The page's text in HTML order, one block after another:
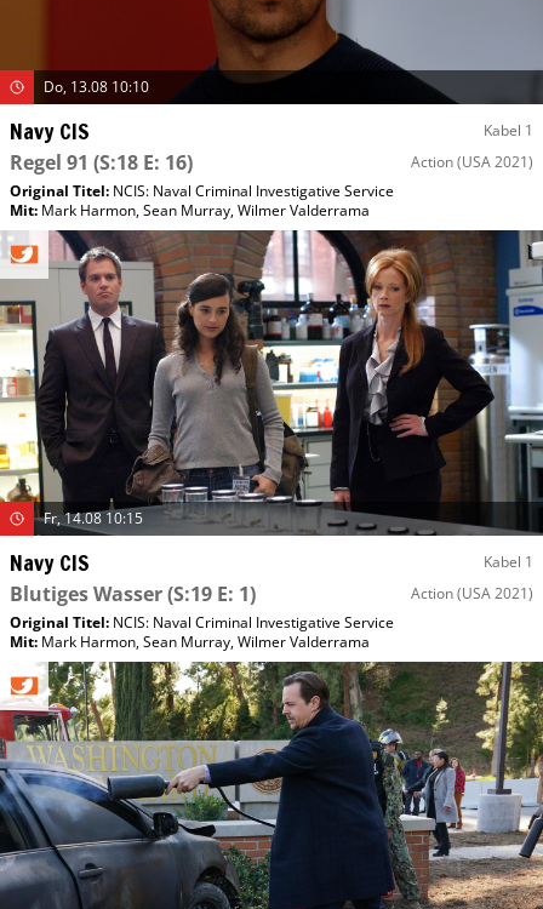
Do, 13.08 10:10
Navy CIS Kabel 1
Regel 91 (S:18 E: 16) Action(USA 2021)
Original Titel: NCIS: Naval Criminal Investigative Service
Mit: Mark Harmon,Sean Murray,Wilmer Valderrama
Fr, 14.08 10:15
Navy CIS Kabel 1
Blutiges Wasser(S:19 E: 1) Action(USA 2021)
Original Titel: NCIS: Naval Criminal Investigative Service
Mit: Mark Harmon,Sean Murray,Wilmer Valderrama